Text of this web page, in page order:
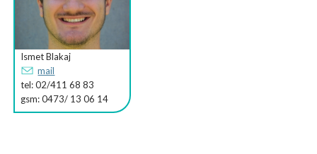
Ismet Blakaj
mail
tel: 02/411 68 83
gsm: 0473/ 13 06 14